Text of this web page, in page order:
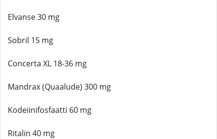
Elvanse 30 mg
Sobril 15 mg
Concerta XL 18-36 mg
Mandrax (Quaalude) 300 mg
Kodeiinifosfaatti 60 mg
Ritalin 40 mg